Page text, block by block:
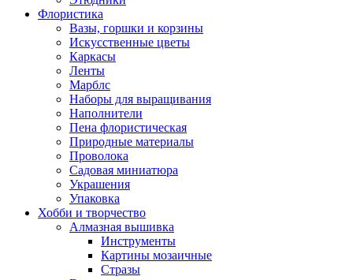
Флористика
Вазы, горшки и корзины
Искусственные цветы
Каркасы
Ленты
Марблс
Наборы для выращивания
Наполнители
Пена флористическая
Природные материалы
Проволока
Садовая миниатюра
Украшения
Упаковка
Хобби и творчество
Алмазная вышивка
Инструменты
Картины мозаичные
Стразы